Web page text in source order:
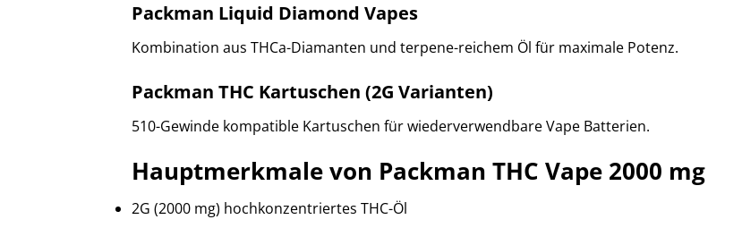
Packman Liquid Diamond Vapes
Kombination aus THCa-Diamanten und terpene-reichem Öl für maximale Potenz.
Packman THC Kartuschen (2G Varianten)
510-Gewinde kompatible Kartuschen für wiederverwendbare Vape Batterien.
Hauptmerkmale von Packman THC Vape 2000 mg
2G (2000 mg) hochkonzentriertes THC-Öl